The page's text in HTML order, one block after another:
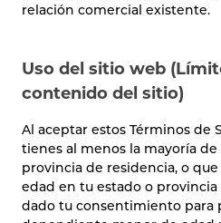
relación comercial existente.
Uso del sitio web
contenido del sitio)
Al aceptar estos Términos de
tienes al menos la mayoría
provincia de residencia, o
edad en tu estado o
dado tu consentimiento para